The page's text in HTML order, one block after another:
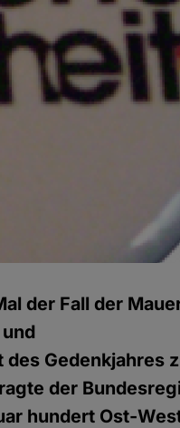
der Fall der
Gedenkjahres
der
hundert Ost-